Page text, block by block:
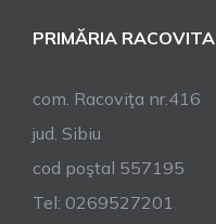
PRIMĂRIA RACOVITA
com. Racoviţa nr.416
jud. Sibiu
cod poştal 557195
Tel: 0269527201